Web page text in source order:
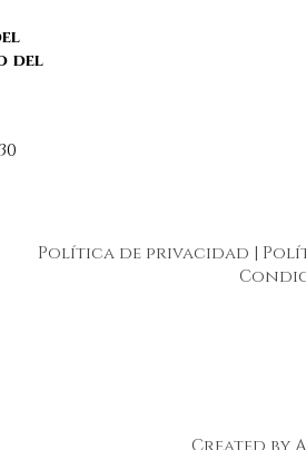
del
Política de privacidad |